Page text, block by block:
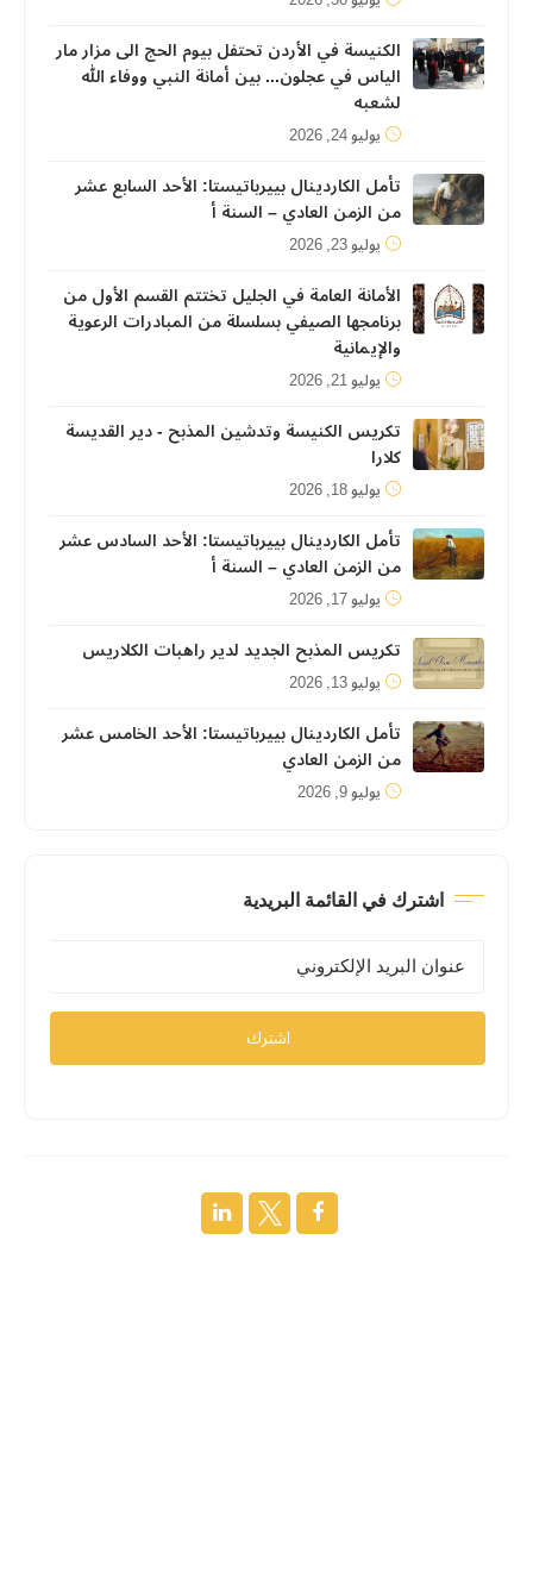
الكنيسة في الأردن تحتفل بيوم الحج الى مزار مار
الياس في عجلون... بين أمانة النبي ووفاء الله
لشعبه
يوليو 24, 2026
تأمل الكاردينال بييرباتيستا: الأحد السابع عشر
من الزمن العادي – السنة أ
يوليو 23, 2026
الأمانة العامة في الجليل تختتم القسم الأول من
برنامجها الصيفي بسلسلة من المبادرات الرعوية
والإيمانية
يوليو 21, 2026
تكريس الكنيسة وتدشين المذبح - دير القديسة
كلارا
يوليو 18, 2026
تأمل الكاردينال بييرباتيستا: الأحد السادس عشر
من الزمن العادي – السنة أ
يوليو 17, 2026
تكريس المذبح الجديد لدير راهبات الكلاريس
يوليو 13, 2026
تأمل الكاردينال بييرباتيستا: الأحد الخامس عشر
من الزمن العادي
يوليو 9, 2026
اشترك في القائمة البريدية
اشترك